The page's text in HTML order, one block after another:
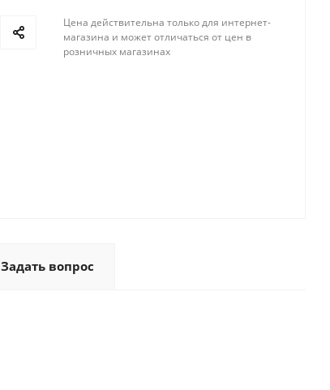
Цена действительна только для интернет-
магазина и может отличаться от цен в
розничных магазинах
Задать вопрос